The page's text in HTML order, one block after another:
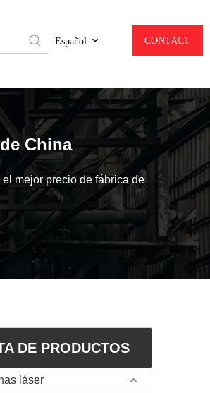
Español CONTACT
China
mejor precio de fábrica de
DE PRODUCTOS
láser